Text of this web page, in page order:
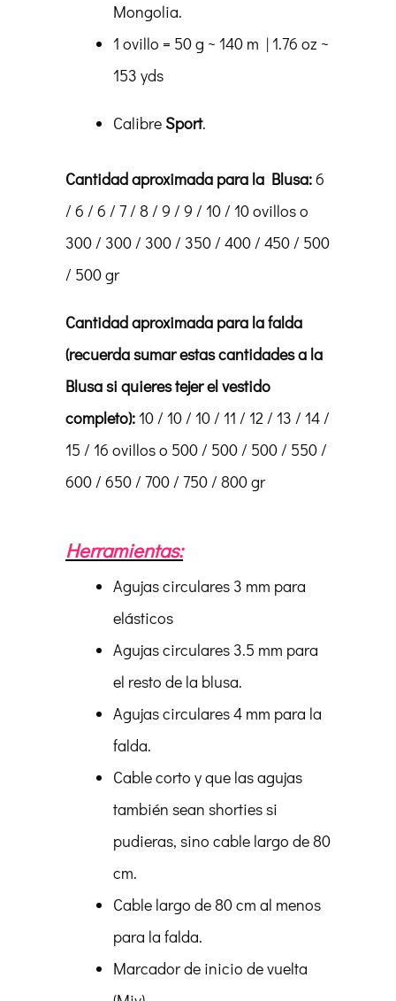
Mongolia.
1 ovillo = 50 g ~ 140 m | 1.76 oz ~
153 yds
CalibreSport.
Cantidad aproximada para la Blusa:6
/ 6 / 6 / 7 / 8 / 9 / 9 / 10 / 10 ovillos o
300 / 300 / 300 / 350 / 400 / 450 / 500
/ 500 gr
Cantidad aproximada para la falda
(recuerda sumar estas cantidades a la
Blusa si quieres tejer el vestido
completo): 10 / 10 / 10 / 11 / 12 / 13 / 14 /
15 / 16 ovillos o 500 / 500 / 500 / 550 /
600 / 650 / 700 / 750 / 800 gr
Herramientas:
Agujas circulares 3 mm para
elásticos
Agujas circulares 3.5 mm para
el resto de la blusa.
Agujas circulares 4 mm para la
falda.
Cable corto y que las agujas
también sean shorties si
pudieras, sino cable largo de 80
cm.
Cable largo de 80 cm al menos
para la falda.
Marcador de inicio de vuelta